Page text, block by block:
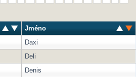
Jméno
Daxi
Deli
Denis